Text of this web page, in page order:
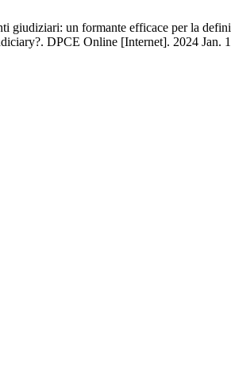
giudiziari: un formante efficace per la
DPCE Online [Internet]. 2024 Jan.